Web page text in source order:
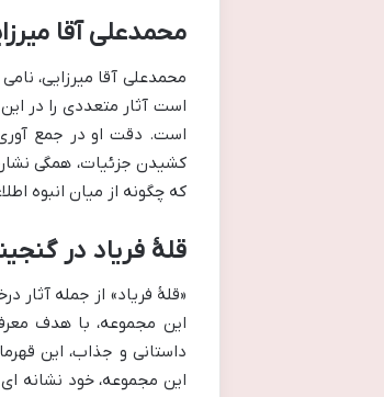
محمدعلی آقا
محمدعلی آقا میرزایی،
است آثار متعددی را در
است. دقت او در جمع آوری
کشیدن جزئیات، همگی نشان
که چگونه از میان انبوه
قلۀ فریاد در
«قلۀ فریاد» از جمله
این مجموعه، با هدف
داستانی و جذاب، این
این مجموعه، خود نشانه